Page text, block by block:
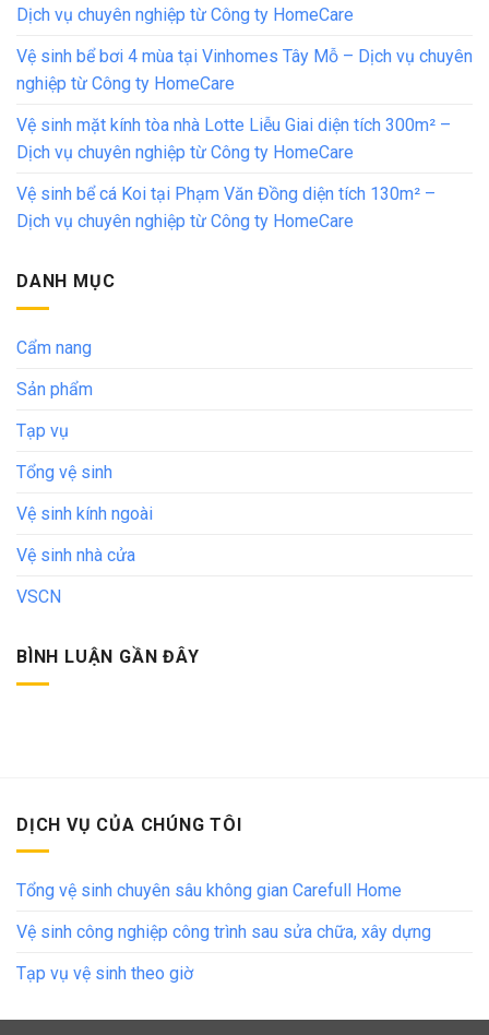
Dịch vụ chuyên nghiệp từ Công ty HomeCare
Vệ sinh bể bơi 4 mùa tại Vinhomes Tây Mỗ – Dịch vụ chuyên
nghiệp từ Công ty HomeCare
Vệ sinh mặt kính tòa nhà Lotte Liễu Giai diện tích 300m² –
Dịch vụ chuyên nghiệp từ Công ty HomeCare
Vệ sinh bể cá Koi tại Phạm Văn Đồng diện tích 130m² –
Dịch vụ chuyên nghiệp từ Công ty HomeCare
DANH MỤC
Cẩm nang
Sản phẩm
Tạp vụ
Tổng vệ sinh
Vệ sinh kính ngoài
Vệ sinh nhà cửa
VSCN
BÌNH LUẬN GẦN ĐÂY
DỊCH VỤ CỦA CHÚNG TÔI
Tổng vệ sinh chuyên sâu không gian Carefull Home
Vệ sinh công nghiệp công trình sau sửa chữa, xây dựng
Tạp vụ vệ sinh theo giờ